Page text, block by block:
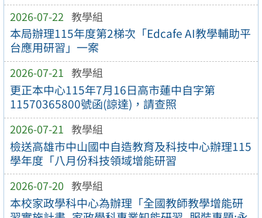
2026-07-22 教學組
本局辦理115年度第2梯次「Edcafe AI教學輔助平
台應用研習」一案
2026-07-21 教學組
更正本中心115年7月16日高市蓮中自字第
11570365800號函(諒達)，請查照
2026-07-21 教學組
檢送高雄市中山國中自造教育及科技中心辦理115
學年度「八月份科技領域增能研習
2026-07-20 教學組
本校家政學科中心為辦理「全國教師教學增能研